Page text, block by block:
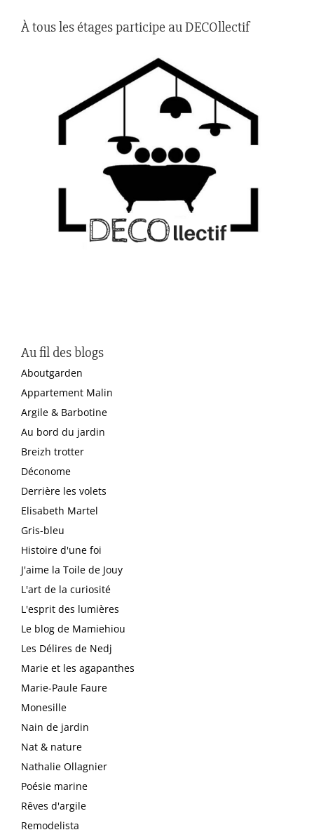
À tous les étages participe au DECOllectif
Au fil des blogs
Aboutgarden
Appartement Malin
Argile & Barbotine
Au bord du jardin
Breizh trotter
Déconome
Derrière les volets
Elisabeth Martel
Gris-bleu
Histoire d'une foi
J'aime la Toile de Jouy
L'art de la curiosité
L'esprit des lumières
Le blog de Mamiehiou
Les Délires de Nedj
Marie et les agapanthes
Marie-Paule Faure
Monesille
Nain de jardin
Nat & nature
Nathalie Ollagnier
Poésie marine
Rêves d'argile
Remodelista